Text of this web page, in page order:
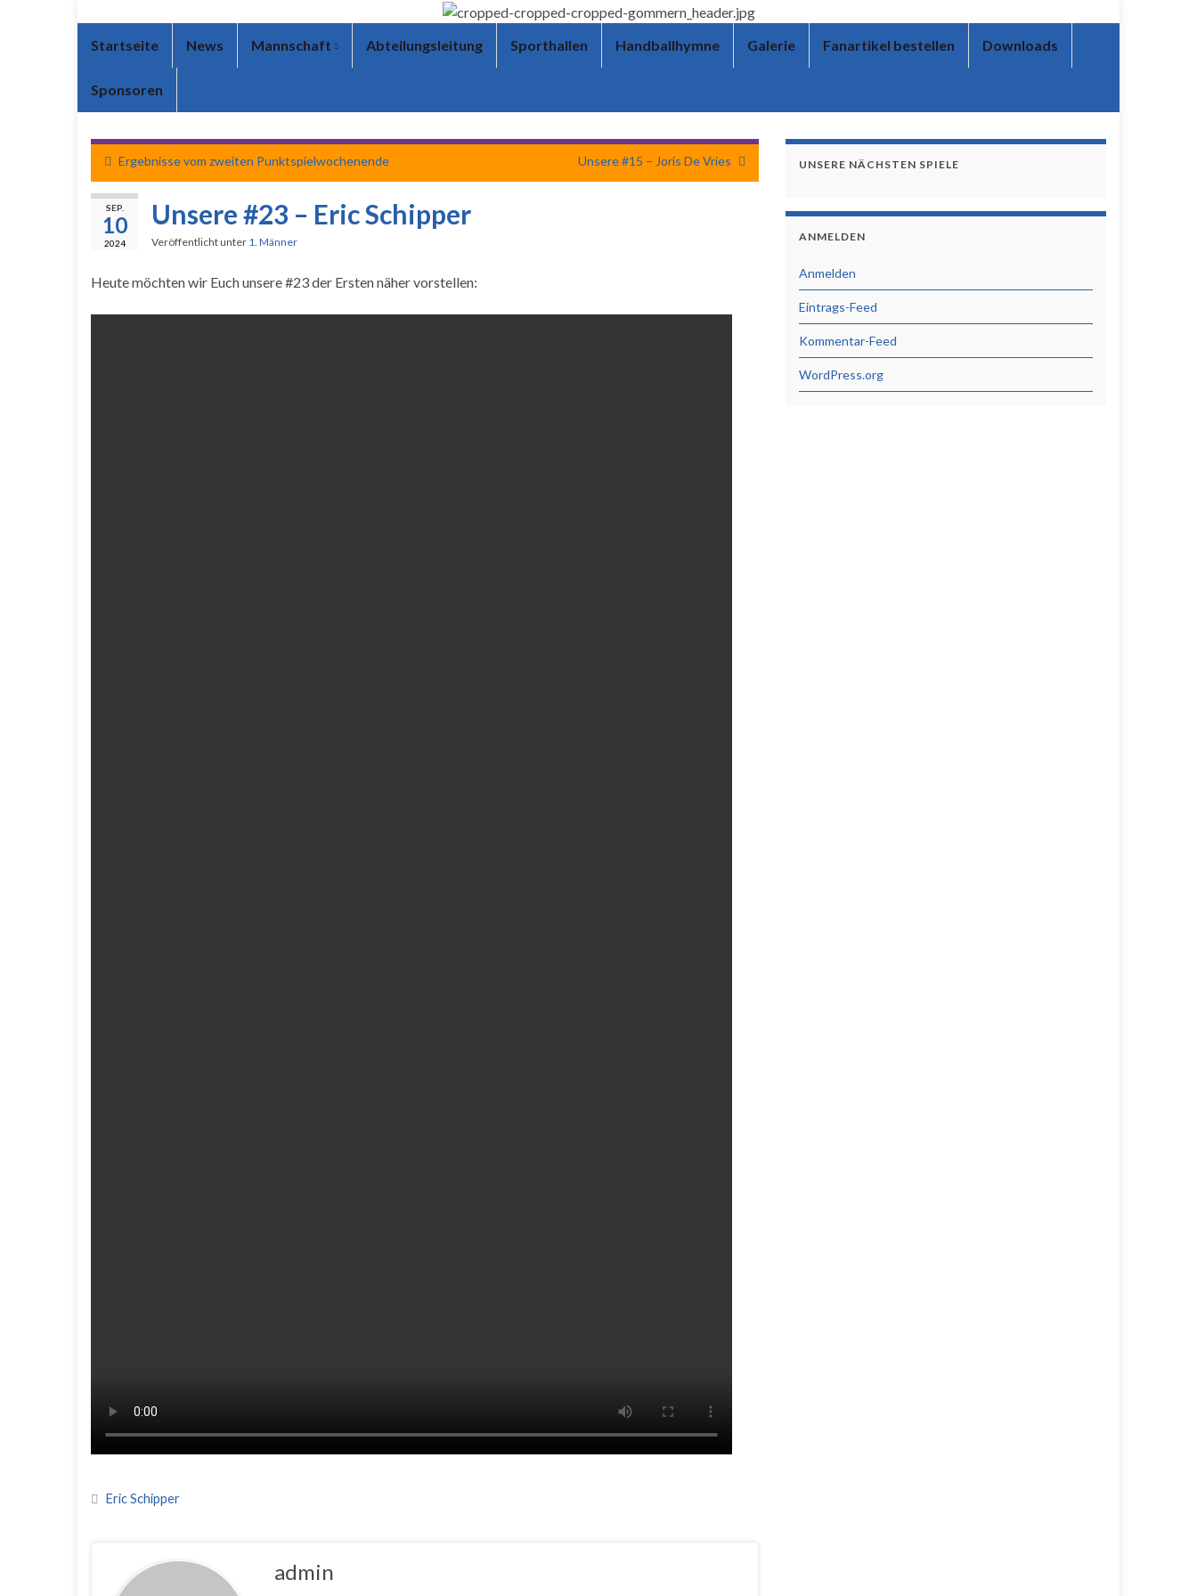
Startseite News Mannschaft Abteilungsleitung Sporthallen Handballhymne Galerie Fanartikel bestellen Downloads
Sponsoren
Ergebnisse vom zweiten Punktspielwochenende Unsere #15 – Joris De Vries
SEP.
10
2024
Unsere #23 – Eric Schipper
Veröffentlicht unter 1. Männer
Heute möchten wir Euch unsere #23 der Ersten näher vorstellen:
Eric Schipper
admin
UNSERE NÄCHSTEN SPIELE
ANMELDEN
Anmelden
Eintrags-Feed
Kommentar-Feed
WordPress.org